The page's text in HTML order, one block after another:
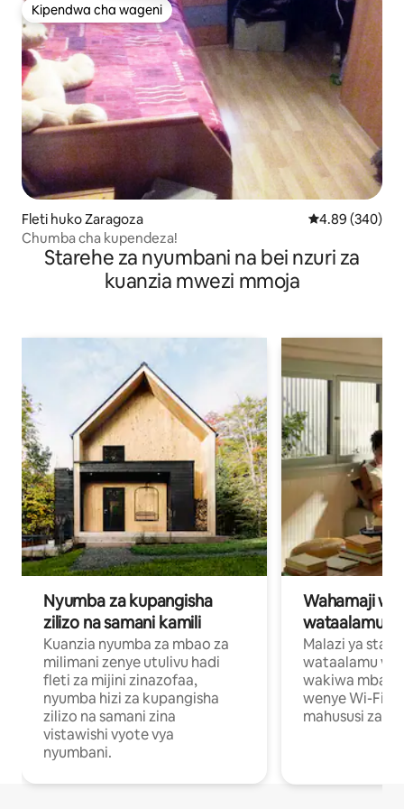
Kipendwa cha wageni
Kipendwa cha wageni
Fleti huko Zaragoza Ukadiriaji wa
4.89 (340)
Chumba cha kupendeza!
Starehe za nyumbani na bei nzuri za
kuanzia mwezi mmoja
Nyumba za kupangisha
zilizo na samani kamili
Kuanzia nyumba za mbao za
milimani zenye utulivu hadi
fleti za mijini zinazofaa,
nyumba hizi za kupangisha
zilizo na samani zina
vistawishi vyote vya
nyumbani.
Wahamaji
wataalamu
Malazi ya
wataalamu
wakiwa mbali
wenye Wi-Fi
mahususi za